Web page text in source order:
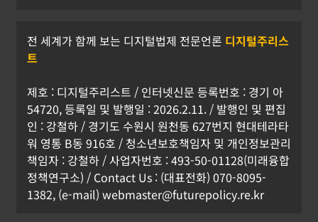
전 세계가 함께 보는 디지털법제 전문언론 디지털주리스
트
제호 : 디지털주리스트 / 인터넷신문 등록번호 : 경기 아
54720, 등록일 및 발행일 : 2026.2.11. / 발행인 및 편집
인 : 강철하 / 경기도 수원시 원천동 627번지 현대테라타
워 영통 B동 916호 / 청소년보호책임자 및 개인정보관리
책임자 : 강철하 / 사업자번호 : 493-50-01128(미래융합
정책연구소) / Contact Us : (대표전화) 070-8095-
1382, (e-mail) webmaster@futurepolicy.re.kr